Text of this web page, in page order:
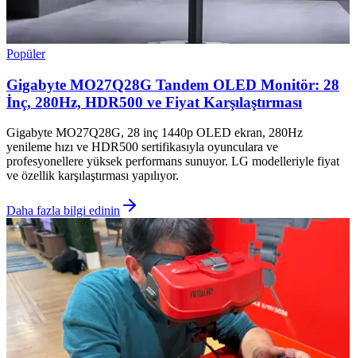
Popüler
Gigabyte MO27Q28G Tandem OLED Monitör: 28
İnç, 280Hz, HDR500 ve Fiyat Karşılaştırması
Gigabyte MO27Q28G, 28 inç 1440p OLED ekran, 280Hz
yenileme hızı ve HDR500 sertifikasıyla oyunculara ve
profesyonellere yüksek performans sunuyor. LG modelleriyle fiyat
ve özellik karşılaştırması yapılıyor.
Daha fazla bilgi edinin